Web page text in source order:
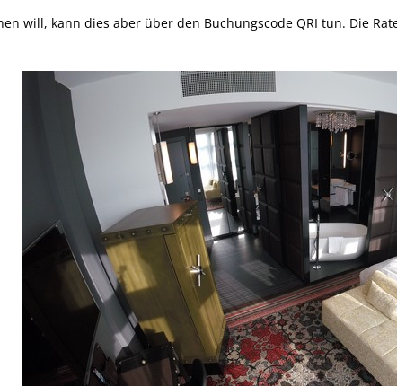
will, kann dies aber über den Buchungscode QRI tun. Die